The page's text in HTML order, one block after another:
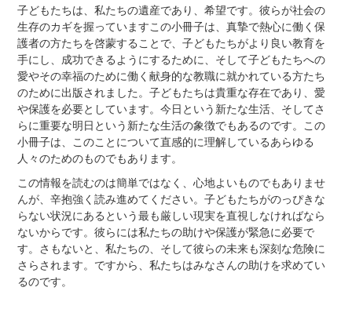
子どもたちは、私たちの遺産であり、希望です。彼らが社会の
生存のカギを握っていますこの小冊子は、真摯で熱心に働く保
護者の方たちを啓蒙することで、子どもたちがより良い教育を
手にし、成功できるようにするために、そして子どもたちへの
愛やその幸福のために働く献身的な教職に就かれている方たち
のために出版されました。子どもたちは貴重な存在であり、愛
や保護を必要としています。今日という新たな生活、そしてさ
らに重要な明日という新たな生活の象徴でもあるのです。この
小冊子は、このことについて直感的に理解しているあらゆる
人々のためのものでもあります。
この情報を読むのは簡単ではなく、心地よいものでもありませ
んが、辛抱強く読み進めてください。子どもたちがのっぴきな
らない状況にあるという最も厳しい現実を直視しなければなら
ないからです。彼らには私たちの助けや保護が緊急に必要で
す。さもないと、私たちの、そして彼らの未来も深刻な危険に
さらされます。ですから、私たちはみなさんの助けを求めてい
るのです。